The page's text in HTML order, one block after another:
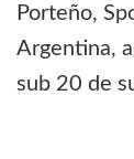
Porteño,
Argentina,
sub 20 de